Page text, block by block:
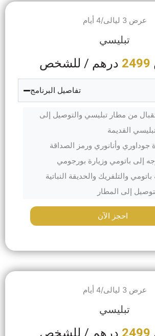
عرض 3 ليالى/4 أيام
تبليسي
2499 درهم / للشخص
تفاصيل البرنامج
من مطار تبليسي والتوصيل إلى
القديمة
جوداوري وأنانوري ورمز الصداقة
إلى باتومي وزيارة بورجومي
باتومي والتلفريك والحديقة النباتية
إلى المطار
احجز الآن
عرض 3 ليالى/4 أيام
تبليسي
2499 درهم / للشخص